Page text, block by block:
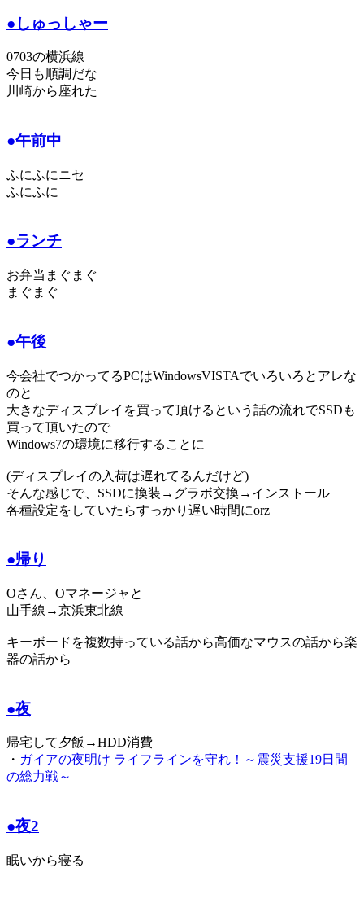
●しゅっしゃー
0703の横浜線
今日も順調だな
川崎から座れた
●午前中
ふにふにニセ
ふにふに
●ランチ
お弁当まぐまぐ
まぐまぐ
●午後
今会社でつかってるPCはWindowsVISTAでいろいろとアレな
のと
大きなディスプレイを買って頂けるという話の流れでSSDも
買って頂いたので
Windows7の環境に移行することに
(ディスプレイの入荷は遅れてるんだけど)
そんな感じで、SSDに換装→グラボ交換→インストール
各種設定をしていたらすっかり遅い時間にorz
●帰り
Oさん、Oマネージャと
山手線→京浜東北線
キーボードを複数持っている話から高価なマウスの話から楽
器の話から
●夜
帰宅して夕飯→HDD消費
・ ガイアの夜明け ライフラインを守れ！～震災支援19日間
の総力戦～
●夜2
眠いから寝る